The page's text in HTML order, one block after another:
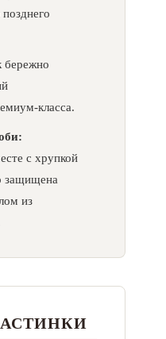
бережно
класса.
с хрупкой
защищена
из